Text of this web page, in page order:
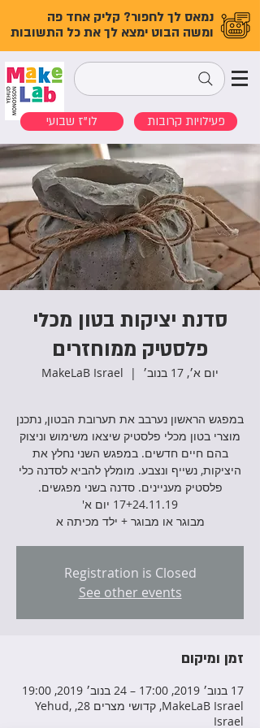
נמאס לך לחפור? קליק אחד פה
ומשה הבוט ימצא לך את כל התשובות
לו"ז שבועי פעילויות קרובות
סדנת יציקות בטון מכלי
פלסטיק ממוחזרים
יום א׳, 17 בנוב׳
  |
MakeLaB Israel
במפגש הראשון נערבב את תערובת הבטון, נתכנן
מוצרי בטון מכלי פלסטיק שיצאו משימוש וניצוק
בהם חיים חדשים. במפגש השני נחלץ את
היציקות, נשייף ונצבע. מומלץ להביא לסדנה כלי
פלסטיק מעניינים. סדנה בשני מפגשים.
מבוגר או מבוגר + ילד מכיתה א
Registration is Closed
See other events
זמן ומיקום
17 בנוב׳ 2019, 17:00 – 24 בנוב׳ 2019, 19:00
MakeLaB Israel, קדושי מצרים 28, Yehud,
Israel